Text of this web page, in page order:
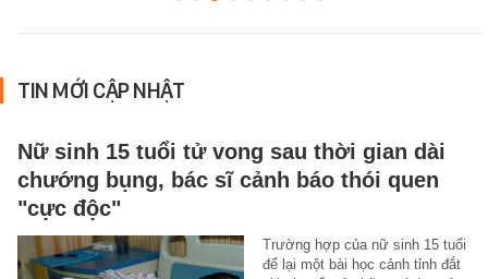
TIN MỚI CẬP NHẬT
Nữ sinh 15 tuổi tử vong sau thời gian dài
chướng bụng, bác sĩ cảnh báo thói quen
"cực độc"
Trường hợp của nữ sinh 15 tuổi
để lại một bài học cảnh tỉnh đắt